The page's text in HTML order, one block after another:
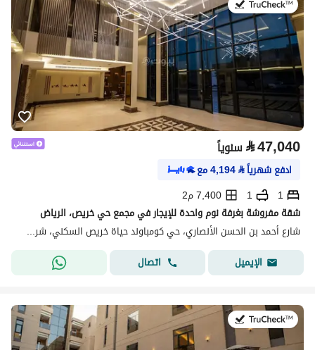
في:20 يوليو 2026
⃁47,040 سنوياً
ادفع شهرياً⃁
4,194مع
1
1
7,400 م2
شقة مفروشة بغرفة نوم واحدة للإيجار في مجمع حي خريص، الرياض
شارع أحمد بن الحسن الأنصاري، حي كومباوند حياة خريص السكني، شرق الرياض، الرياض
الإيميل
اتصال
في:21 يوليو 2026